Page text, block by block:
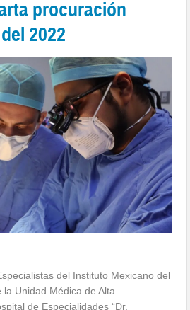
procuración
2022
del Instituto Mexicano del
Unidad Médica de Alta
de Especialidades “Dr.